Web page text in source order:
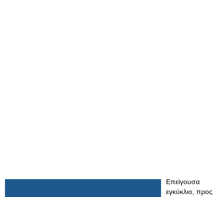
Επείγουσα
εγκύκλιο, προς